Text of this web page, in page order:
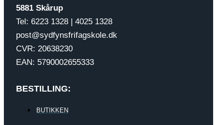
5881 Skårup
Tel: 6223 1328 | 4025 1328
post@sydfynsfrifagskole.dk
CVR: 20638230
EAN: 5790002655333
BESTILLING:
BUTIKKEN